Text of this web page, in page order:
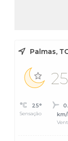
Palmas,
25°
Sensação
km/